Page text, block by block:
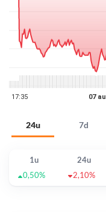
24u 7d
1u 24u
0,50%
2,10%